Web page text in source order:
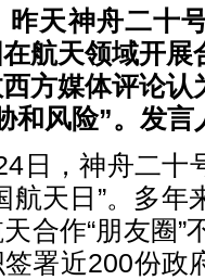
昨天神舟二十
航天领域开展
方媒体评论认
和风险”。发言
日，神舟二十
航天日”。多
合作“朋友圈”
签署近200份政